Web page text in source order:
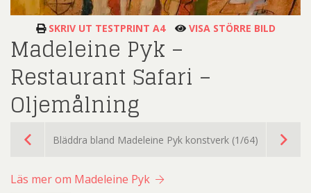
SKRIV UT TESTPRINT A4 VISA STÖRRE BILD
Madeleine Pyk –
Restaurant Safari –
Oljemålning
Bläddra bland Madeleine Pyk konstverk (1/64)
Läs mer om Madeleine Pyk